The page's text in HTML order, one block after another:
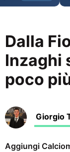
Dalla
Inzaghi
poco
Giorgio
Aggiungi